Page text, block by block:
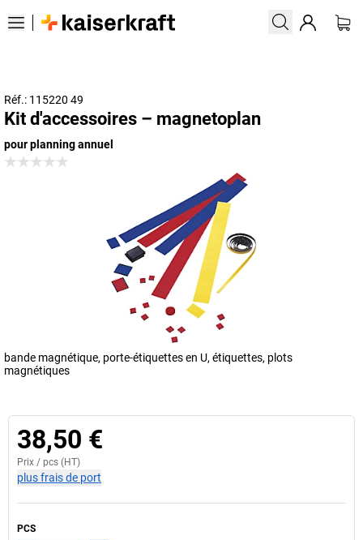
Réf.: 115220 49
Kit d'accessoires – magnetoplan
pour planning annuel
bande magnétique, porte-étiquettes en U, étiquettes, plots
magnétiques
38,50 €
Prix / pcs (HT)
plus frais de port
PCS